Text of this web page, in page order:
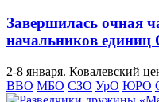
Завершилась очная
начальников
2-8 января. Ковалевский
ВВО МБО СЗО УрО ЮРО